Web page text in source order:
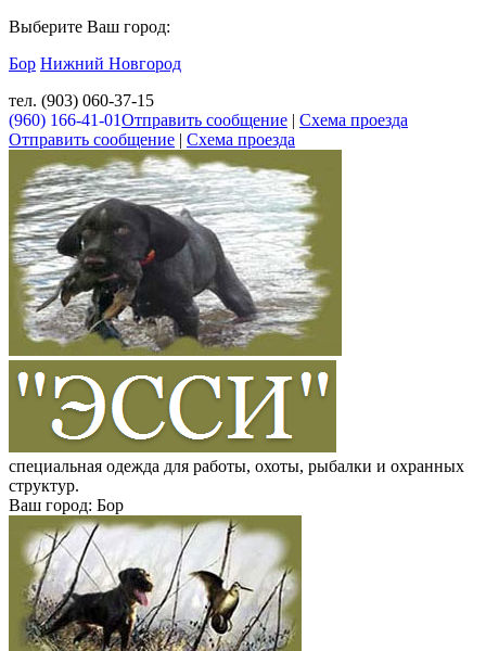
Выберите Ваш город:
Бор Нижний Новгород
тел. (903) 060-37-15
(960) 166-41-01Отправить сообщение | Схема проезда
Отправить сообщение | Схема проезда
специальная одежда для работы, охоты, рыбалки и охранных
структур.
Ваш город: Бор